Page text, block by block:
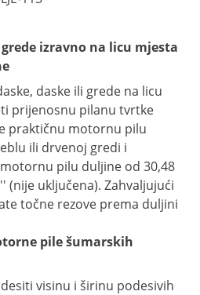
izravno na licu mjesta
daske ili grede na licu
prijenosnu pilanu tvrtke
praktičnu motornu pilu
ili drvenoj gredi i
pilu duljine od 30,48
(nije uključena). Zahvaljujući
točne rezove prema duljini
pile šumarskih
visinu i širinu podesivih